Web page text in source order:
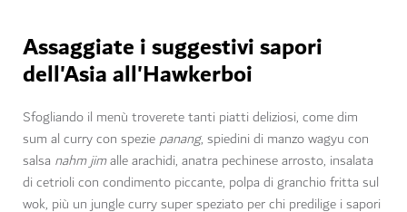
Assaggiate i suggestivi sapori
dell'Asia all'Hawkerboi
Sfogliando il menù troverete tanti piatti deliziosi, come dim
sum al curry con speziepanang, spiedini di manzo wagyu con
salsa nahm jimalle arachidi, anatra pechinese arrosto, insalata
di cetrioli con condimento piccante, polpa di granchio fritta sul
wok, più un jungle curry super speziato per chi predilige i sapori